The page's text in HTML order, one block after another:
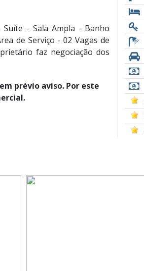
- Sala Ampla - Banho
de Serviço - 02 Vagas de
faz negociação dos
prévio aviso. Por este